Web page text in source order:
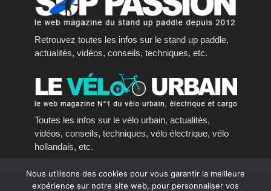
Retrouvez toutes les infos sur le stand up paddle,
actualités, vidéos, conseils, techniques, etc.
Toutes les infos sur le vélo urbain, actualités,
vidéos, conseils, techniques, vélo électrique, vélo
hollandais, etc.
Copyright © 2016 - 2023, tous droits réservés.
Nous utilisons des cookies pour vous garantir la meilleure
expérience sur notre site web, pour personnaliser vos